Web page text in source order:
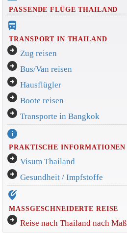
PASSENDE FLÜGE THAILAND
directions_bus_filled
TRANSPORT IN THAILAND
arrow_circle_right Zug reisen
arrow_circle_right Bus/Van reisen
arrow_circle_right Hausflügler
arrow_circle_right Boote reisen
arrow_circle_right Transporte in Bangkok
info
PRAKTISCHE INFORMATIONEN
arrow_circle_right Visum Thailand
arrow_circle_right Gesundheit / Impfstoffe
edit_location_alt
MASSGESCHNEIDERTE REISE
arrow_circle_right Reise nach Thailand nach Maß